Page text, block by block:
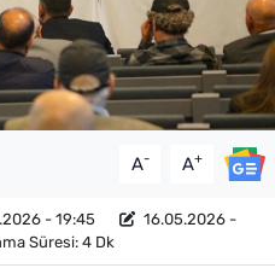
A- A+
- 19:45
16.05.2026 -
Süresi: 4 Dk